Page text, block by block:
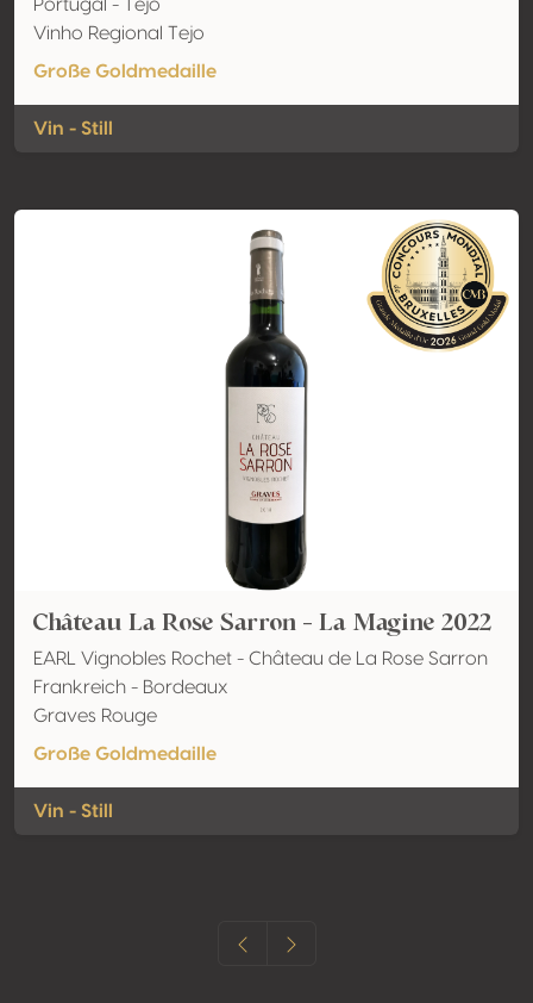
Portugal - Tejo
Vinho Regional Tejo
Große Goldmedaille
Vin - Still
Château La Rose Sarron - La Magine 2022
EARL Vignobles Rochet - Château de La Rose Sarron
Frankreich - Bordeaux
Graves Rouge
Große Goldmedaille
Vin - Still